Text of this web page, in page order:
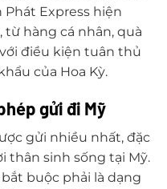
Express hiện
hàng cá nhân, quà
điều kiện tuân thủ
của Hoa Kỳ.
gửi đi Mỹ
gửi nhiều nhất, đặc
thân sinh sống tại Mỹ.
buộc phải là dạng